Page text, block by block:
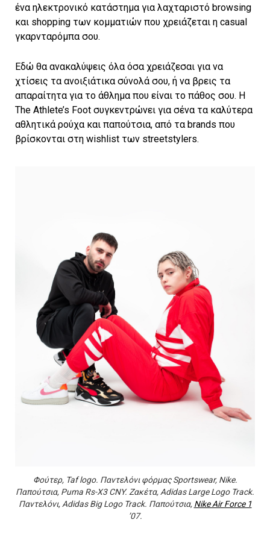
ένα ηλεκτρονικό κατάστημα για λαχταριστό browsing
και shopping των κομματιών που χρειάζεται η casual
γκαρνταρόμπα σου.
Εδώ θα ανακαλύψεις όλα όσα χρειάζεσαι για να
χτίσεις τα ανοιξιάτικα σύνολά σου, ή να βρεις τα
απαραίτητα για το άθλημα που είναι το πάθος σου. Η
The Athlete’s Foot συγκεντρώνει για σένα τα καλύτερα
αθλητικά ρούχα και παπούτσια, από τα brands που
βρίσκονται στη wishlist των streetstylers.
Φούτερ, Taf logo. Παντελόνι φόρμας Sportswear, Nike.
Παπούτσια, Puma Rs-X3 CNY. Ζακέτα, Adidas Large Logo Track.
Παντελόνι, Adidas Big Logo Track. Παπούτσια, Nike Air Force 1
’07.